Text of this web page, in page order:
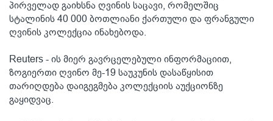
პირველად გაიხსნა ღვინის საცავი, რომელშიც
სტალინის 40 000 ბოთლიანი ქართული და ფრანგული
ღვინის კოლექცია ინახებოდა.
Reuters - ის მიერ გავრცელებული ინფორმაციით,
ზოგიერთი ღვინო მე-19 საუკუნის დასაწყისით
თარიღდება დაიგეგმება კოლექციის აუქციონზე
გაყიდვაც.